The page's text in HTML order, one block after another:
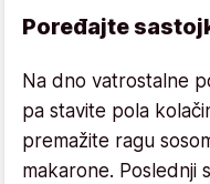
Poređajte
Na dno vatrostalne
pa stavite pola
premažite ragu
makarone. Poslednji